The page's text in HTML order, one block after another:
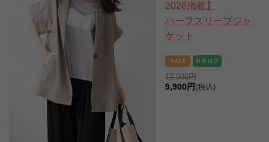
2026掲載】
ハーフスリーブジャ
ケット
12,980円
9,900円 (税込)